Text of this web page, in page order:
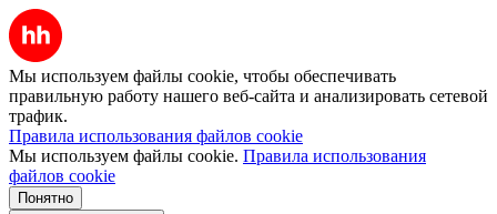
Мы используем файлы cookie, чтобы обеспечивать
правильную работу нашего веб-сайта и анализировать сетевой
трафик.
Правила использования файлов cookie
Мы используем файлы cookie. Правила использования
файлов cookie
Понятно